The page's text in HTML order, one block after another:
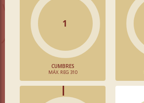
1
CUMBRES
MÁX. REG 310